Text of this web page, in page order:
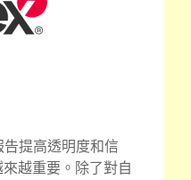
告提高透明度和信
越重要。除了對自